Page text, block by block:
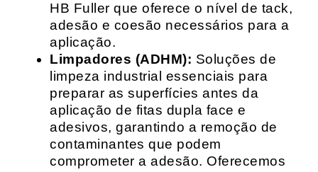
HB Fuller que oferece o nível de tack,
adesão e coesão necessários para a
aplicação.
Limpadores (ADHM): Soluções de
limpeza industrial essenciais para
preparar as superfícies antes da
aplicação de fitas dupla face e
adesivos, garantindo a remoção de
contaminantes que podem
comprometer a adesão. Oferecemos